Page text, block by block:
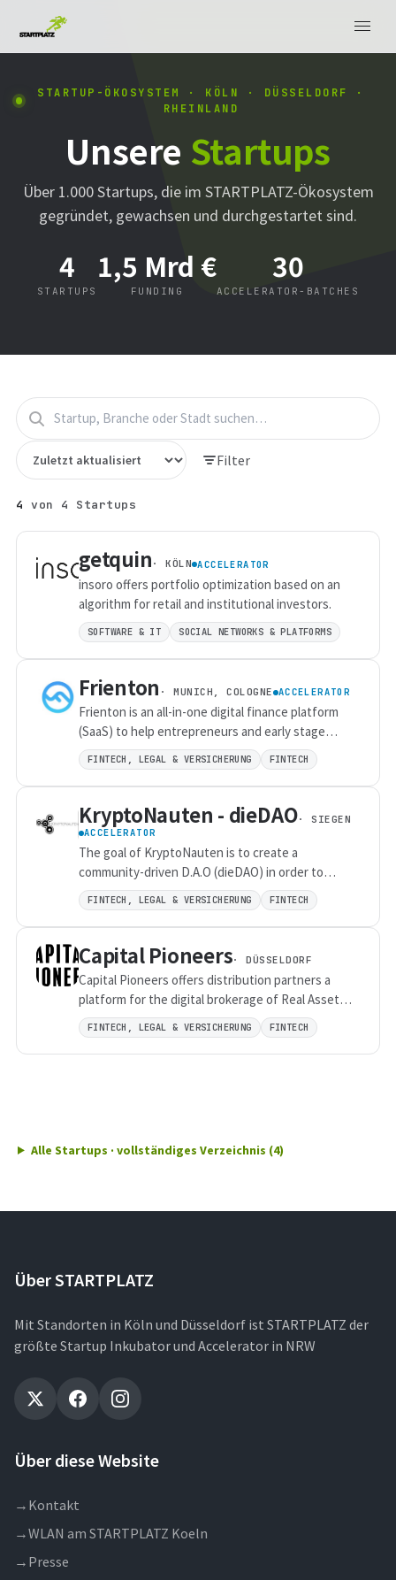
STARTUP-ÖKOSYSTEM · KÖLN · DÜSSELDORF ·
RHEINLAND
Unsere Startups
Über 1.000 Startups, die im STARTPLATZ-Ökosystem
gegründet, gewachsen und durchgestartet sind.
4
STARTUPS
1,5 Mrd €
FUNDING
30
ACCELERATOR-BATCHES
Filter
4 von 4 Startups
getquin · KÖLN ACCELERATOR
insoro offers portfolio optimization based on an
algorithm for retail and institutional investors.
SOFTWARE & IT SOCIAL NETWORKS & PLATFORMS
Frienton · MUNICH, COLOGNE ACCELERATOR
Frienton is an all-in-one digital finance platform
(SaaS) to help entrepreneurs and early stage
companies to have 24/7 control on their finances
and reduce time and money spent on tedious
tasks such as bookkeeping, accounting,
controlling, and taxation by integrating data from
all financial matters with ML-based automation,
intelligence, and analytics.
FINTECH, LEGAL & VERSICHERUNG FINTECH
KryptoNauten - dieDAO· SIEGEN
ACCELERATOR
The goal of KryptoNauten is to create a
community-driven D.A.O (dieDAO) in order to
support and push decentralized technologies in
the most significant areas through means of
educational and community-driven platforms.
FINTECH, LEGAL & VERSICHERUNG FINTECH
Capital Pioneers· DÜSSELDORF
Capital Pioneers offers distribution partners a
platform for the digital brokerage of Real Asset
Funds.
FINTECH, LEGAL & VERSICHERUNG FINTECH
Alle Startups · vollständiges Verzeichnis (4)
Über STARTPLATZ
Mit Standorten in Köln und Düsseldorf ist STARTPLATZ der
größte Startup Inkubator und Accelerator in NRW
Über diese Website
→ Kontakt
→WLAN am STARTPLATZ Koeln
→ Presse